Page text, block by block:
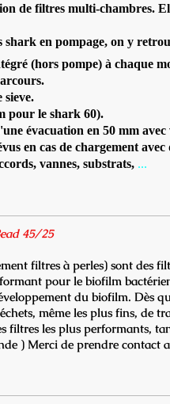
de filtres multi-chambres.
shark en pompage, on y
(hors pompe) à chaque
sieve.
pour le shark 60).
évacuation en 50 mm
en cas de chargement
vannes, substrats, ...
45/25
filtres à perles) sont des
pour le biofilm
du biofilm. Dès
même les plus fins, de
filtres les plus performants,
) Merci de prendre contact